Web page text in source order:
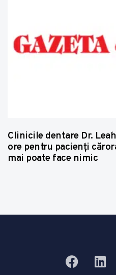
Clinicile dentare Dr.
ore pentru pacienţi
mai poate face nimic